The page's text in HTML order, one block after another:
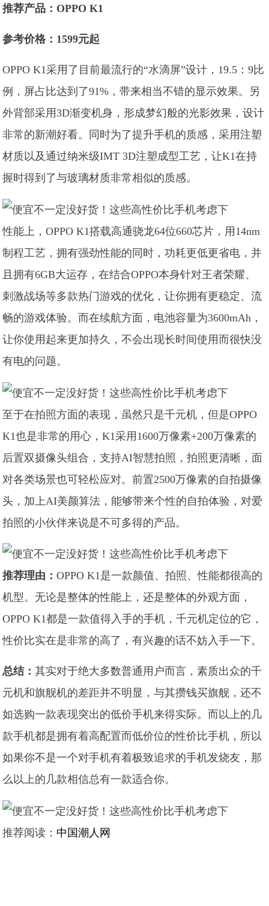
推荐产品：OPPO K1
参考价格：1599元起
OPPO K1采用了目前最流行的“水滴屏”设计，19.5：9比
例，屏占比达到了91%，带来相当不错的显示效果。另
外背部采用3D渐变机身，形成梦幻般的光影效果，设计
非常的新潮好看。同时为了提升手机的质感，采用注塑
材质以及通过纳米级IMT 3D注塑成型工艺，让K1在持
握时得到了与玻璃材质非常相似的质感。
性能上，OPPO K1搭载高通骁龙64位660芯片，用14nm
制程工艺，拥有强劲性能的同时，功耗更低更省电，并
且拥有6GB大运存，在结合OPPO本身针对王者荣耀、
刺激战场等多款热门游戏的优化，让你拥有更稳定、流
畅的游戏体验。而在续航方面，电池容量为3600mAh，
让你使用起来更加持久，不会出现长时间使用而很快没
有电的问题。
至于在拍照方面的表现，虽然只是千元机，但是OPPO
K1也是非常的用心，K1采用1600万像素+200万像素的
后置双摄像头组合，支持AI智慧拍照，拍照更清晰，面
对各类场景也可轻松应对。前置2500万像素的自拍摄像
头，加上AI美颜算法，能够带来个性的自拍体验，对爱
拍照的小伙伴来说是不可多得的产品。
推荐理由：OPPO K1是一款颜值、拍照、性能都很高的
机型。无论是整体的性能上，还是整体的外观方面，
OPPO K1都是一款值得入手的手机，千元机定位的它，
性价比实在是非常的高了，有兴趣的话不妨入手一下。
总结：其实对于绝大多数普通用户而言，素质出众的千
元机和旗舰机的差距并不明显，与其攒钱买旗舰，还不
如选购一款表现突出的低价手机来得实际。而以上的几
款手机都是拥有着高配置而低价位的性价比手机，所以
如果你不是一个对手机有着极致追求的手机发烧友，那
么以上的几款相信总有一款适合你。
推荐阅读： 中国潮人网